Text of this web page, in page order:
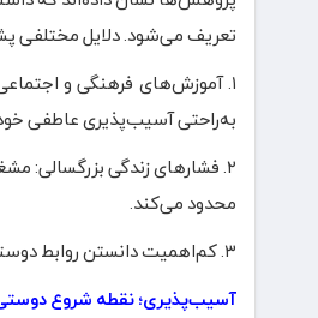
تعریف می‌شود. دلایل مختلفی
۱. آموزش‌های فرهنگی و
به‌راحتی آسیب‌پذیری عاطفی
۲. فشارهای زندگی بزرگسالی:
محدود می‌کند.
۳. کم‌اهمیت دانستن روابط دوستانه: مردان برخلاف زنان معمولاً دوستی‌ها را در اولویت قرار نمی‌دهند و کمتر برای آن وقت و انرژی صرف می‌کنند.
آسیب‌پذیری؛ نقطه شروع